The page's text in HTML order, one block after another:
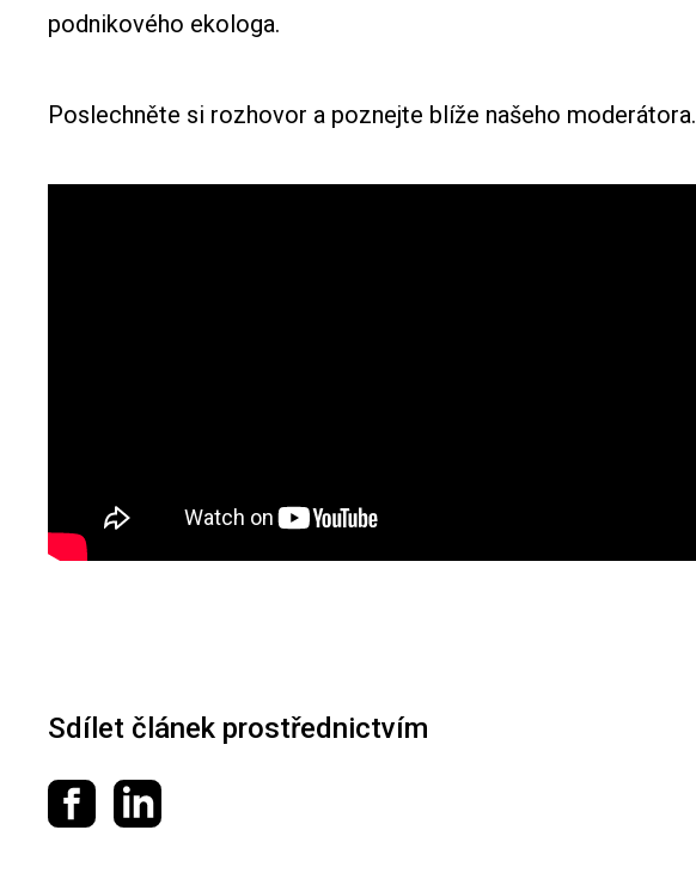
podnikového ekologa.
Poslechněte si rozhovor a poznejte blíže našeho moderátora.
Sdílet článek prostřednictvím
Sdílet na Facebooku
Sdílet na LinkedIn